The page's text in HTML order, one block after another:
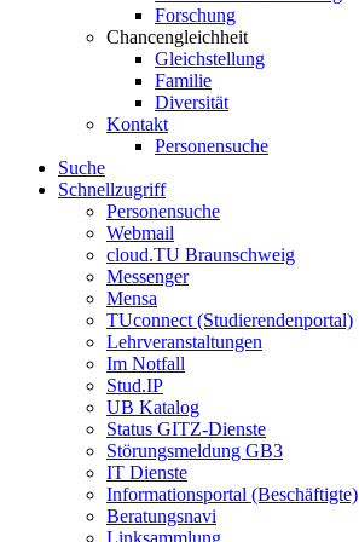
Forschung
Chancengleichheit
Gleichstellung
Familie
Diversität
Kontakt
Personensuche
Suche
Schnellzugriff
Personensuche
Webmail
cloud.TU Braunschweig
Messenger
Mensa
TUconnect (Studierendenportal)
Lehrveranstaltungen
Im Notfall
Stud.IP
UB Katalog
Status GITZ-Dienste
Störungsmeldung GB3
IT Dienste
Informationsportal (Beschäftigte)
Beratungsnavi
Linksammlung